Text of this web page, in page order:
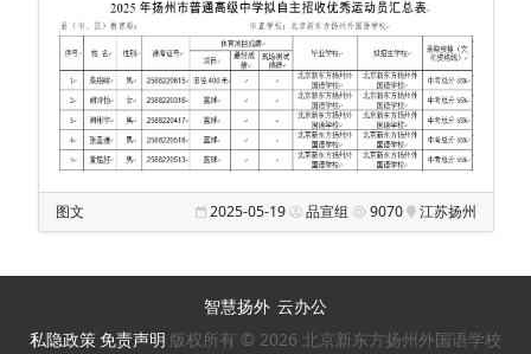
校
友
汇
Sub Main
满
天
儿
图文 2025-05-19 品宣组 9070 江苏扬州
智慧扬外 云办公
私隐政策免责声明 版权所有 © 2026 北京新东方扬州外国语学校